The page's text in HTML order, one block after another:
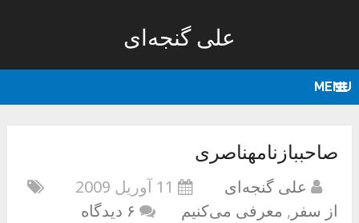
علی گنجه‌ای
MENU
صاحببازنامهناصری
علی گنجه‌ای
11 آوریل 2009
از سفر , معرفی می‌کنیم
۶ دیدگاه